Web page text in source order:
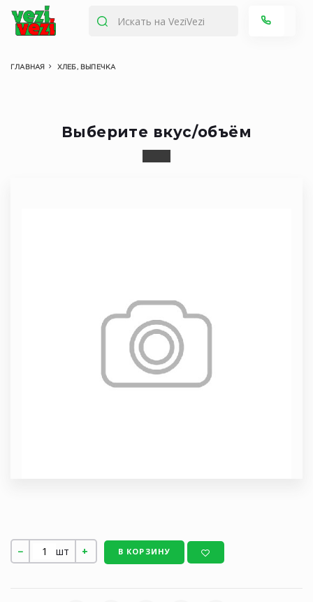
ГЛАВНАЯ ХЛЕБ, ВЫПЕЧКА
Выберите вкус/объём
шт В КОРЗИНУ